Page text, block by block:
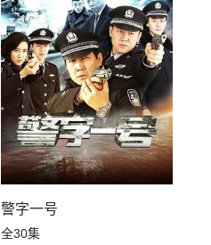
警字一号
全30集